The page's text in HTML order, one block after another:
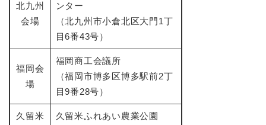
北九州
会場
ンター
（北九州市小倉北区大門1丁
目6番43号）
福岡会
場
福岡商工会議所
（福岡市博多区博多駅前2丁
目9番28号）
久留米
久留米ふれあい農業公園